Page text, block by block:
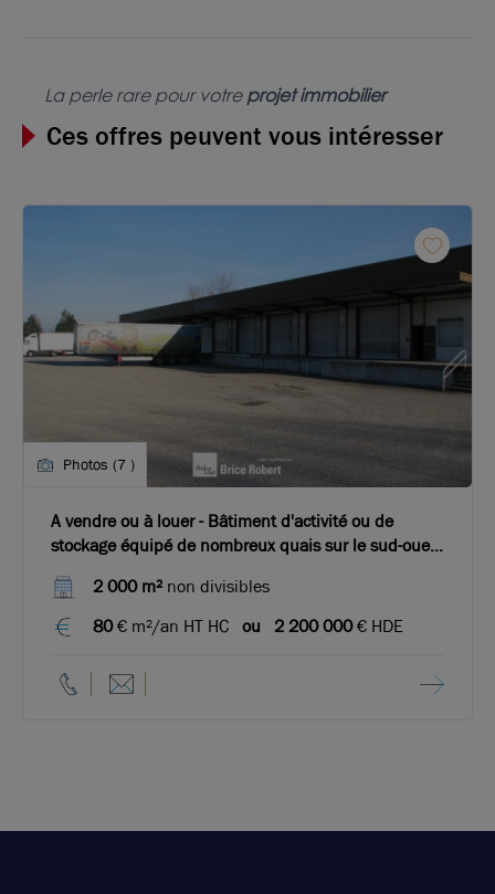
La perle rare pour votreprojet immobilier
Ces offres peuvent vous intéresser
Photos (7 )
A vendre ou à louer - Bâtiment d'activité ou de
stockage équipé de nombreux quais sur le sud-ouest
2 000 m² non divisibles
80€ m²/an HT HC ou 2 200 000€ HDE